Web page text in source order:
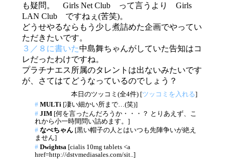
も疑問。 Girls Net Club って言うより Girls
LAN Club ですねぇ(苦笑)。
どうせやるならもう少し煮詰めた企画でやってい
ただきたいです。
３／８に書いた中島舞ちゃんがしていた告知はコ
レだったわけですね。
プラチナエス所属のタレントは出ないみたいです
が、さてはてどうなっているのでしょう？
本日のツッコミ(全4件) [ツッコミを入れる]
# MULTi [凄い細かい所まで…(笑)]
# JIM [何を言ったんだろうか・・・？ とりあえず、こ
れから小一時間問い詰めます。]
# なべちゃん [黒い帽子の人とはいつも先陣争いが絶え
ません]
# Dwightsa [cialis 10mg tablets <a
href=http://dstvmediasales.com/sit..]